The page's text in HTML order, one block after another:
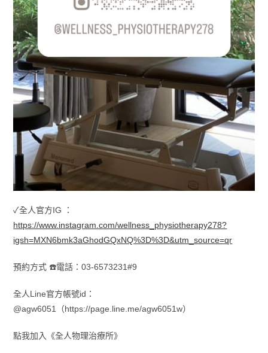
✓全人官方IG ：
https://www.instagram.com/wellness_physiotherapy278?
igsh=MXN6bmk3aGhodGQxNQ%3D%3D&utm_source=qr
預約方式 ☎️電話：03-6573231#9
全人Line官方帳號id：
@agw6051（https://page.line.me/agw6051w）
點我加入《全人物理治療所》